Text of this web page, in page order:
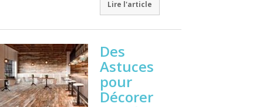
Lire l'article
Des
Astuces
pour
Décorer